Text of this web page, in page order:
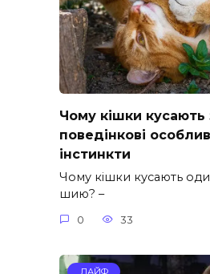
Чому кішки
поведінкові
інстинкти
Чому кішки кусають
шию? –
0 33
ЛАЙФ